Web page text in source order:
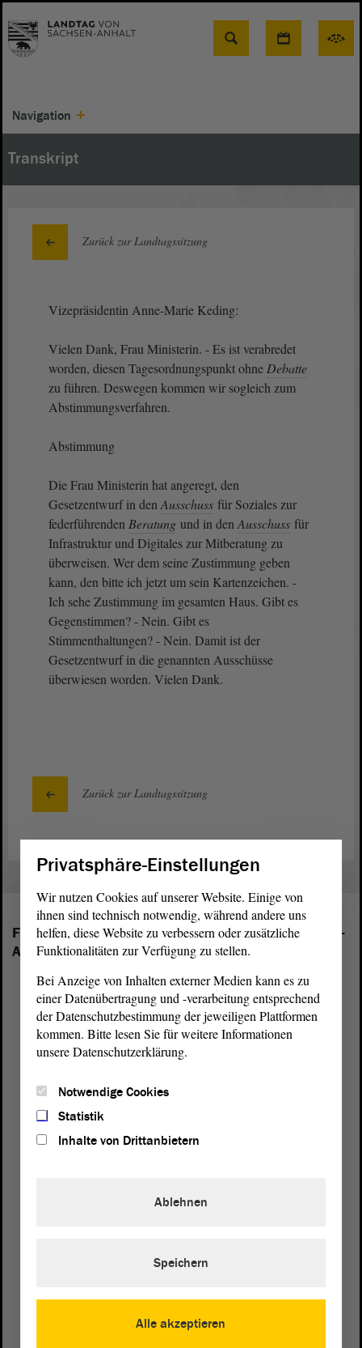
Suche
Navigation
Transkript
Zurück zur Landtagssitzung
Vizepräsidentin Anne-Marie Keding:
Vielen Dank, Frau Ministerin. - Es ist verabredet
worden, diesen Tagesordnungspunkt ohne Debatte
zu führen. Deswegen kommen wir sogleich zum
Abstimmungsverfahren.
Abstimmung
Die Frau Ministerin hat angeregt, den
Gesetzentwurf in den Ausschuss für Soziales zur
federführenden Beratung und in den Ausschuss für
Infrastruktur und Digitales zur Mitberatung zu
überweisen. Wer dem seine Zustimmung geben
kann, den bitte ich jetzt um sein Kartenzeichen. -
Ich sehe Zustimmung im gesamten Haus. Gibt es
Gegenstimmen? - Nein. Gibt es
Stimmenthaltungen? - Nein. Damit ist der
Gesetzentwurf in die genannten Ausschüsse
überwiesen worden. Vielen Dank.
Zurück zur Landtagssitzung
Folgende Fraktionen sind im Landtag von Sachsen-
Anhalt vertreten:
von Sachsen-Anhalt
39104 Magdeburg
Privatsphäre-Einstellungen
Wir nutzen Cookies auf unserer Website. Einige von
ihnen sind technisch notwendig, während andere uns
helfen, diese Website zu verbessern oder zusätzliche
Funktionalitäten zur Verfügung zu stellen.
Bei Anzeige von Inhalten externer Medien kann es zu
einer Datenübertragung und -verarbeitung entsprechend
der Datenschutzbestimmung der jeweiligen Plattformen
kommen. Bitte lesen Sie für weitere Informationen
unsere Datenschutzerklärung.
Notwendige Cookies
Statistik
Inhalte von Drittanbietern
Alle akzeptieren
Ablehnen
Speichern